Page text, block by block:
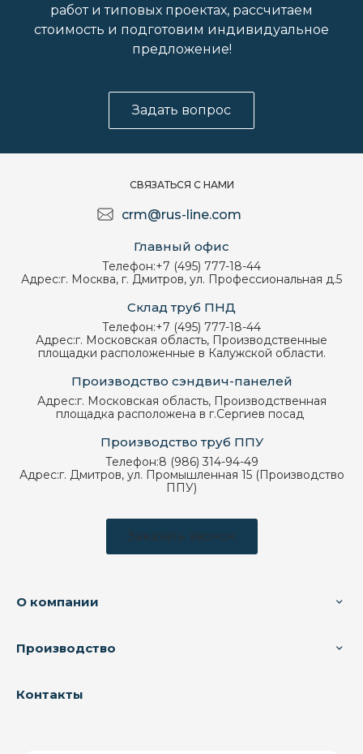
работ и типовых проектах, рассчитаем
стоимость и подготовим индивидуальное
предложение!
Задать вопрос
СВЯЗАТЬСЯ С НАМИ
crm@rus-line.com
Главный офис
Телефон:+7 (495) 777-18-44
Адрес:г. Москва, г. Дмитров, ул. Профессиональная д.5
Склад труб ПНД
Телефон:+7 (495) 777-18-44
Адрес:г. Московская область, Производственные
площадки расположенные в Калужской области.
Производство сэндвич-панелей
Адрес:г. Московская область, Производственная
площадка расположена в г.Сергиев посад
Производство труб ППУ
Телефон:8 (986) 314-94-49
Адрес:г. Дмитров, ул. Промышленная 15 (Производство
ППУ)
Заказать звонок
О компании
Производство
Контакты